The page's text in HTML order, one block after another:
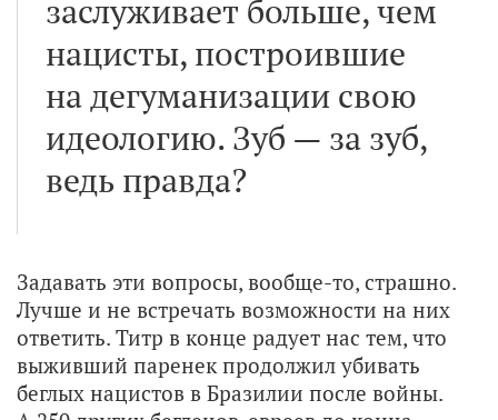
заслуживает больше, чем
нацисты, построившие
на дегуманизации свою
идеологию. Зуб — за зуб,
ведь правда?
Задавать эти вопросы, вообще-то, страшно.
Лучше и не встречать возможности на них
ответить. Титр в конце радует нас тем, что
выживший паренек продолжил убивать
беглых нацистов в Бразилии после войны.